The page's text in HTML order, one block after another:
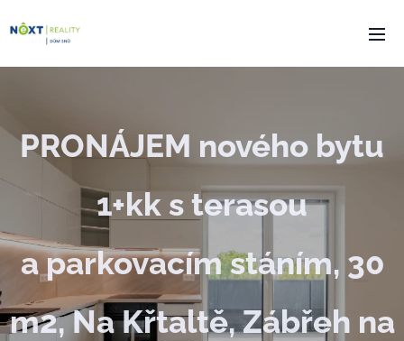
PRONÁJEM nového bytu
1+kk s terasou
a parkovacím stáním, 30
m2, Na Křtaltě, Zábřeh na